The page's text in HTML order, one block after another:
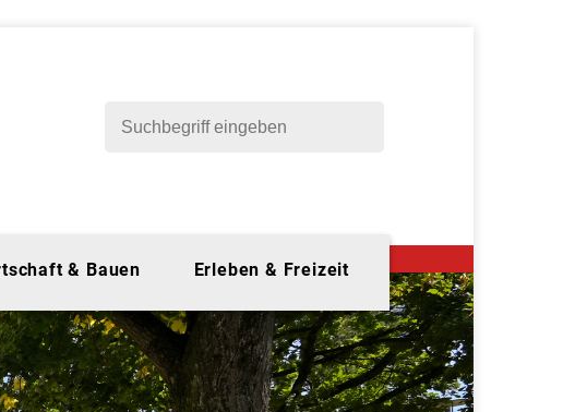
& Bauen Erleben & Freizeit